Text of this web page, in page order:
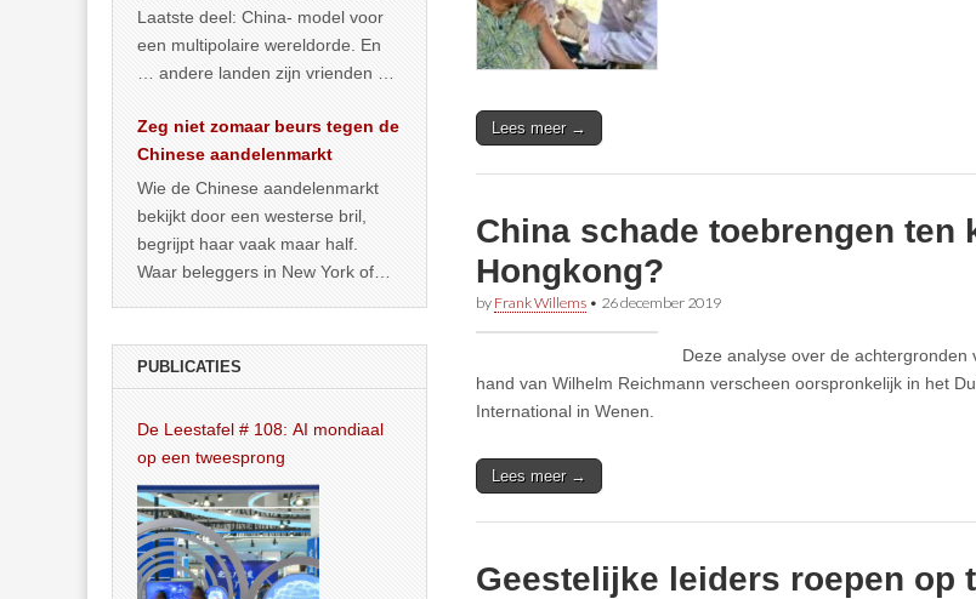
Lees meer →
China schade toebrengen ten
Hongkong?
by Frank Willems • 26 december 2019
Deze analyse over de
hand van Wilhelm Reichmann verscheen oorspronkelijk in het
International in Wenen.
Lees meer →
Geestelijke leiders roepen op
Laatste deel: China- model voor
een multipolaire wereldorde. En
… andere landen zijn vrienden of
Zeg niet zomaar beurs tegen de
Chinese aandelenmarkt
Wie de Chinese aandelenmarkt
bekijkt door een westerse bril,
begrijpt haar vaak maar half.
Waar beleggers in New York of
PUBLICATIES
De Leestafel # 108: AI mondiaal
op een tweesprong